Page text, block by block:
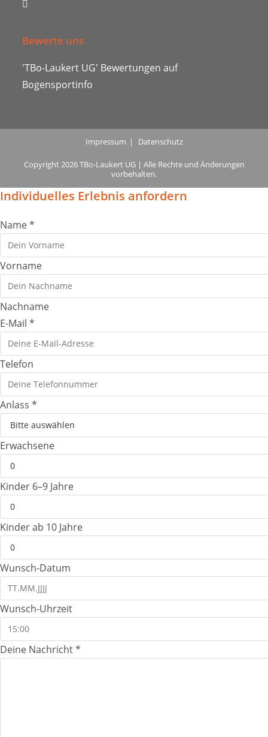
new
Bewerte uns
'TBo-Laukert UG' Bewertungen auf
Bogensportinfo
Impressum Datenschutz
Copyright 2026 TBo-Laukert UG | Alle Rechte und Änderungen
vorbehalten.
Individuelles Erlebnis anfordern
Name*
Vorname
Nachname
E-Mail *
Telefon
Anlass *
Erwachsene
Kinder 6–9 Jahre
Kinder ab 10 Jahre
Wunsch-Datum
Wunsch-Uhrzeit
Deine Nachricht*